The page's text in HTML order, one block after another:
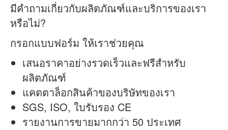
มีคำถามเกี่ยวกับผลิตภัณฑ์และบริการของเรา
หรือไม่?
กรอกแบบฟอร์ม ให้เราช่วยคุณ
เสนอราคาอย่างรวดเร็วและฟรีสำหรับ
ผลิตภัณฑ์
แคตตาล็อกสินค้าของบริษัทของเรา
SGS, ISO, ใบรับรอง CE
รายงานการขายมากกว่า 50 ประเทศ